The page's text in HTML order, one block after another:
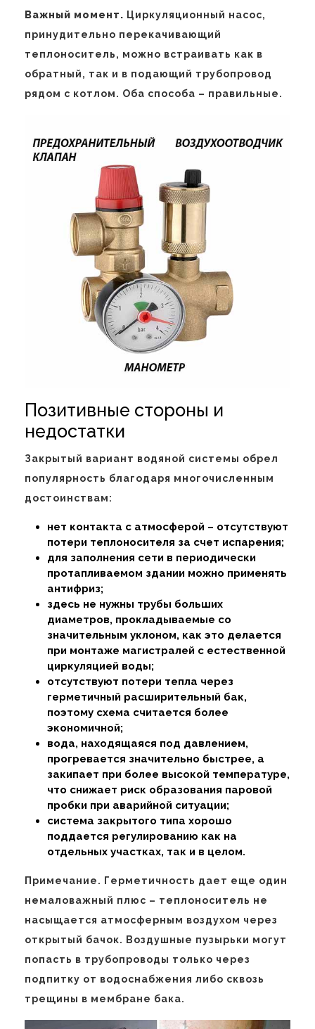
Важный момент. Циркуляционный насос,
принудительно перекачивающий
теплоноситель, можно встраивать как в
обратный, так и в подающий трубопровод
рядом с котлом. Оба способа – правильные.
Позитивные стороны и
недостатки
Закрытый вариант водяной системы обрел
популярность благодаря многочисленным
достоинствам:
нет контакта с атмосферой – отсутствуют
потери теплоносителя за счет испарения;
для заполнения сети в периодически
протапливаемом здании можно применять
антифриз;
здесь не нужны трубы больших
диаметров, прокладываемые со
значительным уклоном, как это делается
при монтаже магистралей с естественной
циркуляцией воды;
отсутствуют потери тепла через
герметичный расширительный бак,
поэтому схема считается более
экономичной;
вода, находящаяся под давлением,
прогревается значительно быстрее, а
закипает при более высокой температуре,
что снижает риск образования паровой
пробки при аварийной ситуации;
система закрытого типа хорошо
поддается регулированию как на
отдельных участках, так и в целом.
Примечание. Герметичность дает еще один
немаловажный плюс – теплоноситель не
насыщается атмосферным воздухом через
открытый бачок. Воздушные пузырьки могут
попасть в трубопроводы только через
подпитку от водоснабжения либо сквозь
трещины в мембране бака.